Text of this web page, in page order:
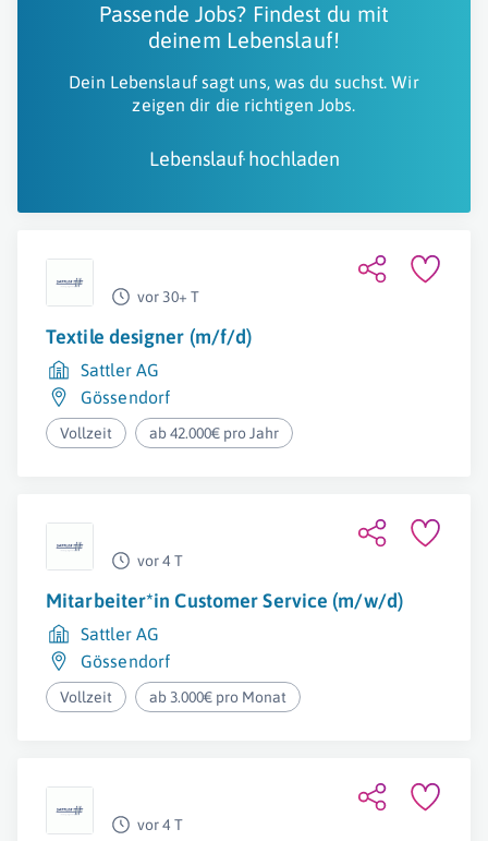
Passende Jobs? Findest du mit
deinem Lebenslauf!
Dein Lebenslauf sagt uns, was du suchst. Wir
zeigen dir die richtigen Jobs.
Lebenslauf hochladen
vor 30+ T
Textile designer (m/f/d)
Sattler AG
Gössendorf
Vollzeit ab 42.000€ pro Jahr
vor 4 T
Mitarbeiter*in Customer Service (m/w/d)
Sattler AG
Gössendorf
Vollzeit ab 3.000€ pro Monat
vor 4 T